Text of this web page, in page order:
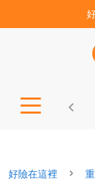
好險在這裡